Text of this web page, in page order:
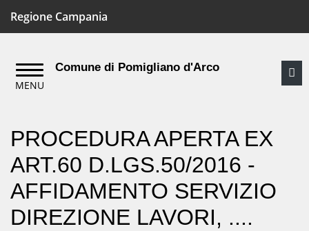
Regione Campania
Comune di Pomigliano d'Arco
PROCEDURA APERTA EX
ART.60 D.LGS.50/2016 -
AFFIDAMENTO SERVIZIO
DIREZIONE LAVORI, ....